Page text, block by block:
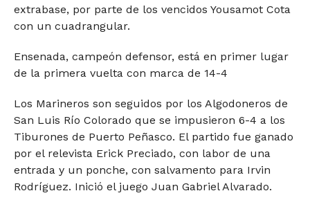
extrabase, por parte de los vencidos Yousamot Cota
con un cuadrangular.
Ensenada, campeón defensor, está en primer lugar
de la primera vuelta con marca de 14-4
Los Marineros son seguidos por los Algodoneros de
San Luis Río Colorado que se impusieron 6-4 a los
Tiburones de Puerto Peñasco. El partido fue ganado
por el relevista Erick Preciado, con labor de una
entrada y un ponche, con salvamento para Irvin
Rodríguez. Inició el juego Juan Gabriel Alvarado.